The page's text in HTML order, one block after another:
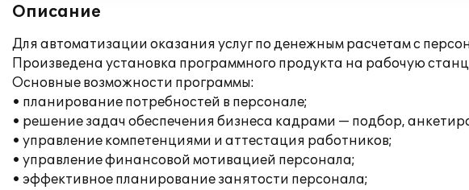
Описание
Для автоматизации оказания услуг по денежным расчетам с
Произведена установка программного продукта на рабочую
Основные возможности программы:
• планирование потребностей в персонале;
• решение задач обеспечения бизнеса кадрами — подбор,
• управление компетенциями и аттестация работников;
• управление финансовой мотивацией персонала;
• эффективное планирование занятости персонала;